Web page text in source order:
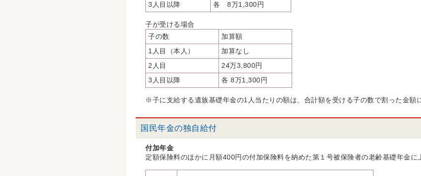
3人目以降
各 8万1,300円
子が受ける場合
子の数
加算額
1人目（本人）
加算なし
2人目
24万3,800円
3人目以降
各 8万1,300円
※子に支給する遺族基礎年金の1人当たりの額は、合計額を受ける子の数で割った金額
国民年金の独自給付
付加年金
定額保険料のほかに月額400円の付加保険料を納めた第１号被保険者の老齢基礎年金に